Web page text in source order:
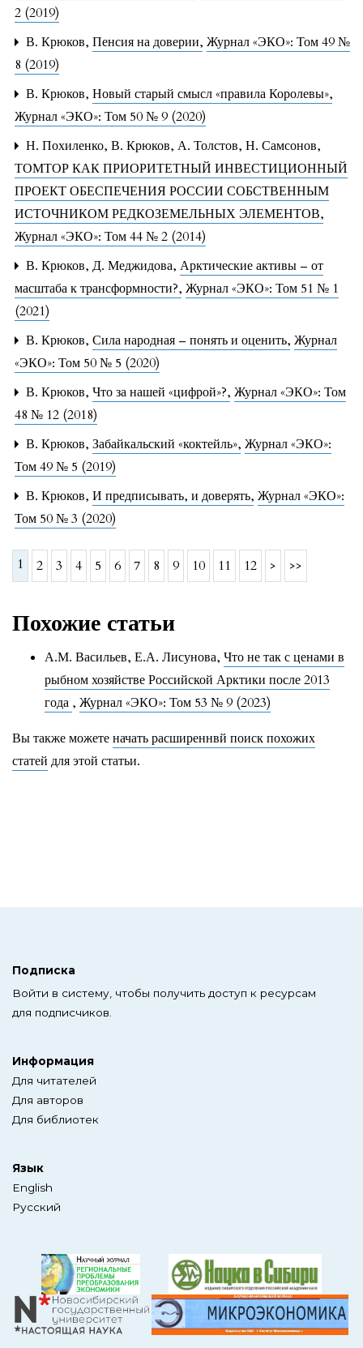
2 (2019)
В. Крюков, Пенсия на доверии, Журнал «ЭКО»: Том 49 №
8 (2019)
В. Крюков, Новый старый смысл «правила Королевы»,
Журнал «ЭКО»: Том 50 № 9 (2020)
Н. Похиленко, В. Крюков, А. Толстов, Н. Самсонов,
ТОМТОР КАК ПРИОРИТЕТНЫЙ ИНВЕСТИЦИОННЫЙ
ПРОЕКТ ОБЕСПЕЧЕНИЯ РОССИИ СОБСТВЕННЫМ
ИСТОЧНИКОМ РЕДКОЗЕМЕЛЬНЫХ ЭЛЕМЕНТОВ,
Журнал «ЭКО»: Том 44 № 2 (2014)
В. Крюков, Д. Меджидова, Арктические активы – от
масштаба к трансформности?, Журнал «ЭКО»: Том 51 № 1
(2021)
В. Крюков, Сила народная – понять и оценить, Журнал
«ЭКО»: Том 50 № 5 (2020)
В. Крюков, Что за нашей «цифрой»?, Журнал «ЭКО»: Том
48 № 12 (2018)
В. Крюков, Забайкальский «коктейль», Журнал «ЭКО»:
Том 49 № 5 (2019)
В. Крюков, И предписывать, и доверять, Журнал «ЭКО»:
Том 50 № 3 (2020)
1 2 3 4 5 6 7 8 9 10 11 12 > >>
Похожие статьи
А.М. Васильев, Е.А. Лисунова, Что не так с ценами в
рыбном хозяйстве Российской Арктики после 2013
года , Журнал «ЭКО»: Том 53 № 9 (2023)
Вы также можетеначать расширеннвй поиск похожих
статей для этой статьи.
Подписка
Войти в систему, чтобы получить доступ к ресурсам
для подписчиков.
Информация
Для читателей
Для авторов
Для библиотек
Язык
English
Русский